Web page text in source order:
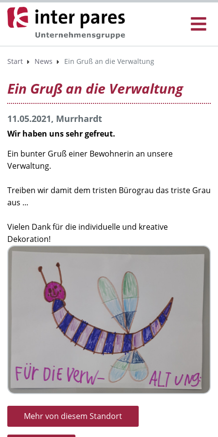
Start News Ein Gruß an die Verwaltung
Ein Gruß an die Verwaltung
11.05.2021, Murrhardt
Wir haben uns sehr gefreut.
Ein bunter Gruß einer Bewohnerin an unsere
Verwaltung.
Treiben wir damit dem tristen Bürograu das triste Grau
aus ...
Vielen Dank für die individuelle und kreative
Dekoration!
Mehr von diesem Standort